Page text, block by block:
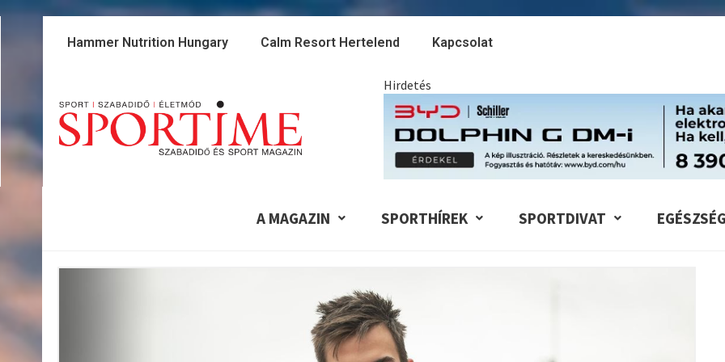
Hammer Nutrition Hungary Calm Resort Hertelend Kapcsolat
Hirdetés
A MAGAZIN SPORTHÍREK SPORTDIVAT EGÉSZSÉG